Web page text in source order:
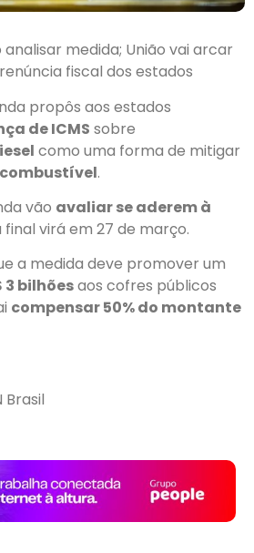
medida; União vai arcar
fiscal dos estados
propôs aos estados
de ICMS sobre
como uma forma de mitigar
.
vão avaliar se aderem à
final virá em 27 de março.
a medida deve promover um
3 bilhõesaos cofres públicos
compensar 50% do montante
Brasil